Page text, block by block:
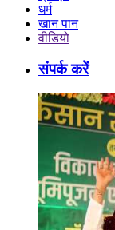
धर्म
खान पान
वीडियो
संपर्क करें